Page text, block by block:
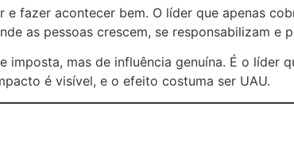
fazer acontecer bem. O líder que apenas
as pessoas crescem, se responsabilizam e
mas de influência genuína. É o líder
é visível, e o efeito costuma ser UAU.